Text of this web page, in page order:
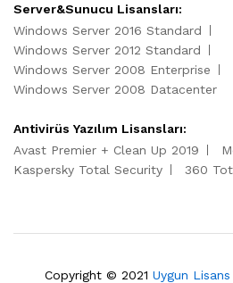
Server&Sunucu Lisansları:
Windows Server 2016 Standard
Windows Server 2012 Standard
Windows Server 2008 Enterprise
Windows Server 2008 Datacenter
Antivirüs Yazılım Lisansları:
Avast Premier + Clean Up 2019
Kaspersky Total Security
360
Copyright © 2021 Uygun Lisans